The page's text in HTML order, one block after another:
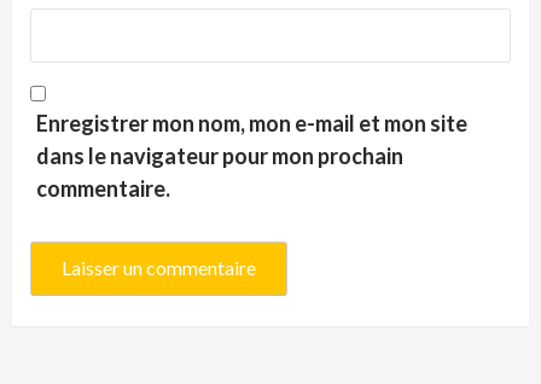
Enregistrer mon nom, mon e-mail et mon site
dans le navigateur pour mon prochain
commentaire.